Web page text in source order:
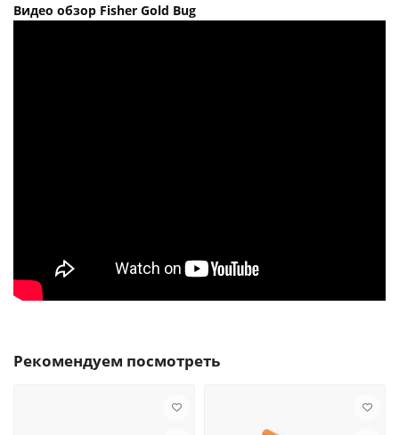
Видео обзор Fisher Gold Bug
Рекомендуем посмотреть